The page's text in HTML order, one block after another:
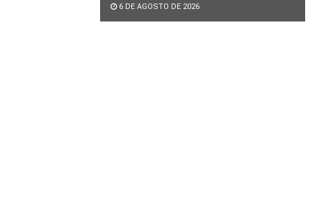
6 DE AGOSTO DE 2026